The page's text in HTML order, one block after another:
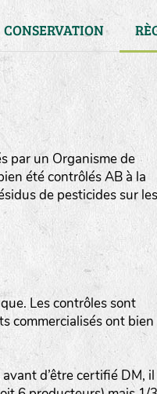
CONSERVATION
(en haut à gauche)
:
par un Organisme de
été contrôlés AB à la
de pesticides sur les
Les contrôles sont
commercialisés ont bien
d’être certifié DM, il